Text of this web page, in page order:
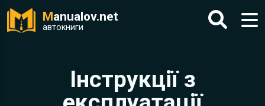
Manualov.net
автокниги
Інструкції з